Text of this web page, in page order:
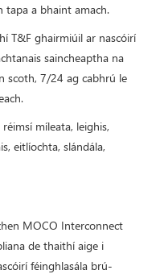
tapa a bhaint amach.
T&F ghairmiúil ar nascóirí
saincheaptha na
scoth, 7/24 ag cabhrú le
míleata, leighis,
eitlíochta, slándála,
MOCO Interconnect
de thaithí aige i
féinghlasála brú-